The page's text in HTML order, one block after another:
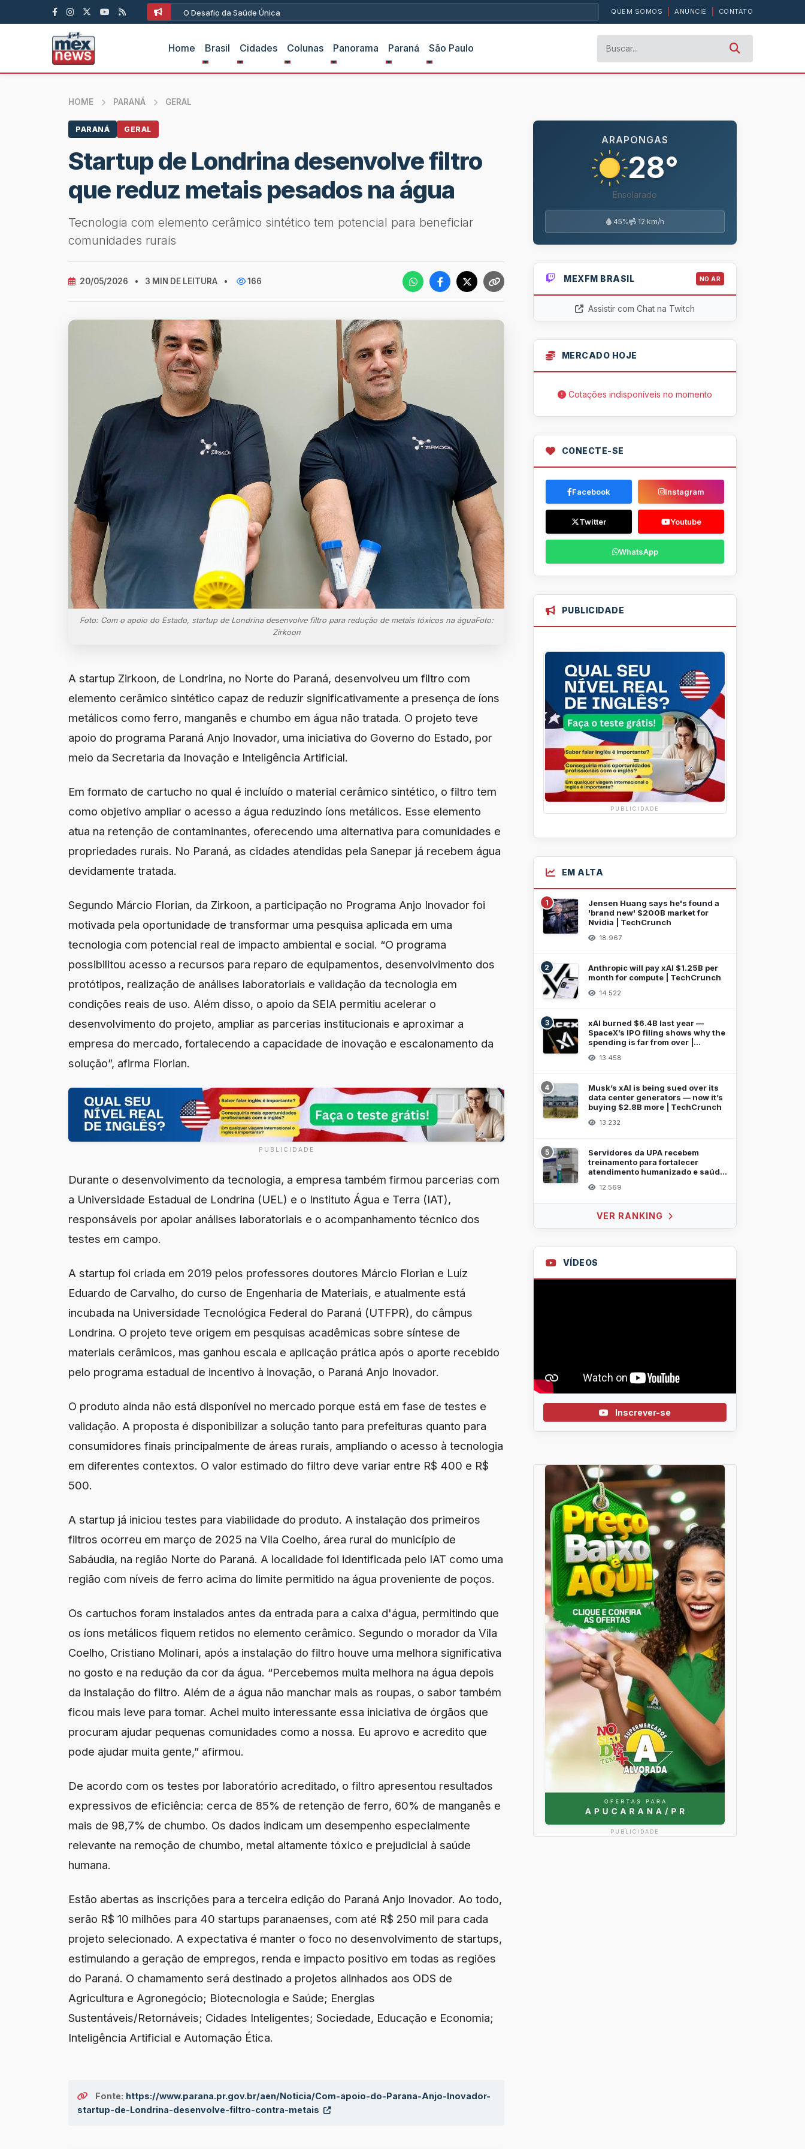
O Desafio da Saúde Única QUEM SOMOS ANUNCIE CONTATO
Home Brasil Cidades Colunas Panorama Paraná São Paulo
HOME PARANÁ GERAL
PARANÁ GERAL
Startup de Londrina desenvolve filtro
que reduz metais pesados na água
Tecnologia com elemento cerâmico sintético tem potencial para beneficiar
comunidades rurais
20/05/2026 • 3 MIN DE LEITURA • 166
Foto: Com o apoio do Estado, startup de Londrina desenvolve filtro para redução de metais tóxicos na águaFoto:
Zirkoon
A startup Zirkoon, de Londrina, no Norte do Paraná, desenvolveu um filtro com
elemento cerâmico sintético capaz de reduzir significativamente a presença de íons
metálicos como ferro, manganês e chumbo em água não tratada. O projeto teve
apoio do programa Paraná Anjo Inovador, uma iniciativa do Governo do Estado, por
meio da Secretaria da Inovação e Inteligência Artificial.
Em formato de cartucho no qual é incluído o material cerâmico sintético, o filtro tem
como objetivo ampliar o acesso a água reduzindo íons metálicos. Esse elemento
atua na retenção de contaminantes, oferecendo uma alternativa para comunidades e
propriedades rurais. No Paraná, as cidades atendidas pela Sanepar já recebem água
devidamente tratada.
Segundo Márcio Florian, da Zirkoon, a participação no Programa Anjo Inovador foi
motivada pela oportunidade de transformar uma pesquisa aplicada em uma
tecnologia com potencial real de impacto ambiental e social. “O programa
possibilitou acesso a recursos para reparo de equipamentos, desenvolvimento dos
protótipos, realização de análises laboratoriais e validação da tecnologia em
condições reais de uso. Além disso, o apoio da SEIA permitiu acelerar o
desenvolvimento do projeto, ampliar as parcerias institucionais e aproximar a
empresa do mercado, fortalecendo a capacidade de inovação e escalonamento da
solução”, afirma Florian.
PUBLICIDADE
Durante o desenvolvimento da tecnologia, a empresa também firmou parcerias com
a Universidade Estadual de Londrina (UEL) e o Instituto Água e Terra (IAT),
responsáveis por apoiar análises laboratoriais e o acompanhamento técnico dos
testes em campo.
A startup foi criada em 2019 pelos professores doutores Márcio Florian e Luiz
Eduardo de Carvalho, do curso de Engenharia de Materiais, e atualmente está
incubada na Universidade Tecnológica Federal do Paraná (UTFPR), do câmpus
Londrina. O projeto teve origem em pesquisas acadêmicas sobre síntese de
materiais cerâmicos, mas ganhou escala e aplicação prática após o aporte recebido
pelo programa estadual de incentivo à inovação, o Paraná Anjo Inovador.
O produto ainda não está disponível no mercado porque está em fase de testes e
validação. A proposta é disponibilizar a solução tanto para prefeituras quanto para
consumidores finais principalmente de áreas rurais, ampliando o acesso à tecnologia
em diferentes contextos. O valor estimado do filtro deve variar entre R$ 400 e R$
500.
A startup já iniciou testes para viabilidade do produto. A instalação dos primeiros
filtros ocorreu em março de 2025 na Vila Coelho, área rural do município de
Sabáudia, na região Norte do Paraná. A localidade foi identificada pelo IAT como uma
região com níveis de ferro acima do limite permitido na água proveniente de poços.
Os cartuchos foram instalados antes da entrada para a caixa d'água, permitindo que
os íons metálicos fiquem retidos no elemento cerâmico. Segundo o morador da Vila
Coelho, Cristiano Molinari, após a instalação do filtro houve uma melhora significativa
no gosto e na redução da cor da água. “Percebemos muita melhora na água depois
da instalação do filtro. Além de a água não manchar mais as roupas, o sabor também
ficou mais leve para tomar. Achei muito interessante essa iniciativa de órgãos que
procuram ajudar pequenas comunidades como a nossa. Eu aprovo e acredito que
pode ajudar muita gente,” afirmou.
De acordo com os testes por laboratório acreditado, o filtro apresentou resultados
expressivos de eficiência: cerca de 85% de retenção de ferro, 60% de manganês e
mais de 98,7% de chumbo. Os dados indicam um desempenho especialmente
relevante na remoção de chumbo, metal altamente tóxico e prejudicial à saúde
humana.
Estão abertas as inscrições para a terceira edição do Paraná Anjo Inovador. Ao todo,
serão R$ 10 milhões para 40 startups paranaenses, com até R$ 250 mil para cada
projeto selecionado. A expectativa é manter o foco no desenvolvimento de startups,
estimulando a geração de empregos, renda e impacto positivo em todas as regiões
do Paraná. O chamamento será destinado a projetos alinhados aos ODS de
Agricultura e Agronegócio; Biotecnologia e Saúde; Energias
Sustentáveis/Retornáveis; Cidades Inteligentes; Sociedade, Educação e Economia;
Inteligência Artificial e Automação Ética.
Fonte: https://www.parana.pr.gov.br/aen/Noticia/Com-apoio-do-Parana-Anjo-Inovador-
startup-de-Londrina-desenvolve-filtro-contra-metais
ARAPONGAS
28°
Ensolarado
45% 12 km/h
MEXFM BRASIL NO AR
Assistir com Chat na Twitch
MERCADO HOJE
Cotações indisponíveis no momento
CONECTE-SE
Facebook Instagram
Twitter Youtube
WhatsApp
PUBLICIDADE
PUBLICIDADE
EM ALTA
1
Jensen Huang says he's found a
'brand new' $200B market for
Nvidia | TechCrunch
18.967
2
Anthropic will pay xAI $1.25B per
month for compute | TechCrunch
14.522
3
xAI burned $6.4B last year —
SpaceX’s IPO filing shows why the
spending is far from over |
13.458
4
Musk’s xAI is being sued over its
data center generators — now it’s
buying $2.8B more | TechCrunch
13.232
5
Servidores da UPA recebem
treinamento para fortalecer
atendimento humanizado e saúde
12.569
VER RANKING
VÍDEOS
Inscrever-se
PUBLICIDADE